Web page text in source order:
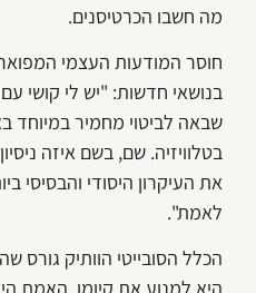
מה חשבו הכרטיסנים.
חוסר המודעות העצמי
בנושאי חדשות: "יש לי קושי
שבאה לביטוי מחמיר במיוחד
בטלוויזיה. שם, בשם איזה
את העיקרון היסודי והבסיסי
לאמת".
הכלל הסובייטי הוותיק גורס